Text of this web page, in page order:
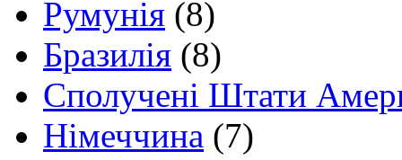
Румунія (8)
Бразилія (8)
Сполучені Штати
Німеччина (7)